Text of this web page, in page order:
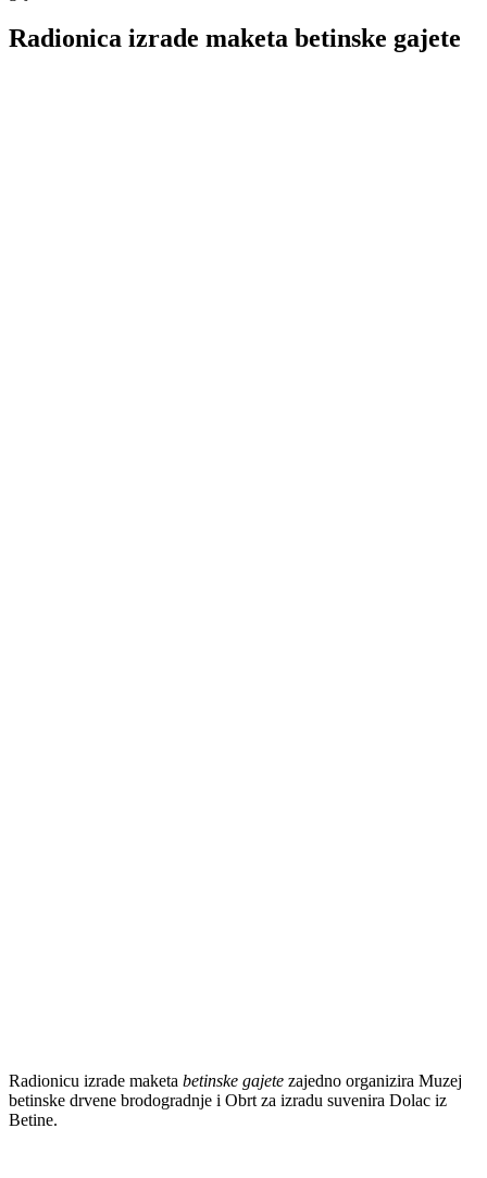
Radionica izrade maketa betinske gajete
Radionicu izrade maketa betinske gajete zajedno organizira Muzej
betinske drvene brodogradnje i Obrt za izradu suvenira Dolac iz
Betine.